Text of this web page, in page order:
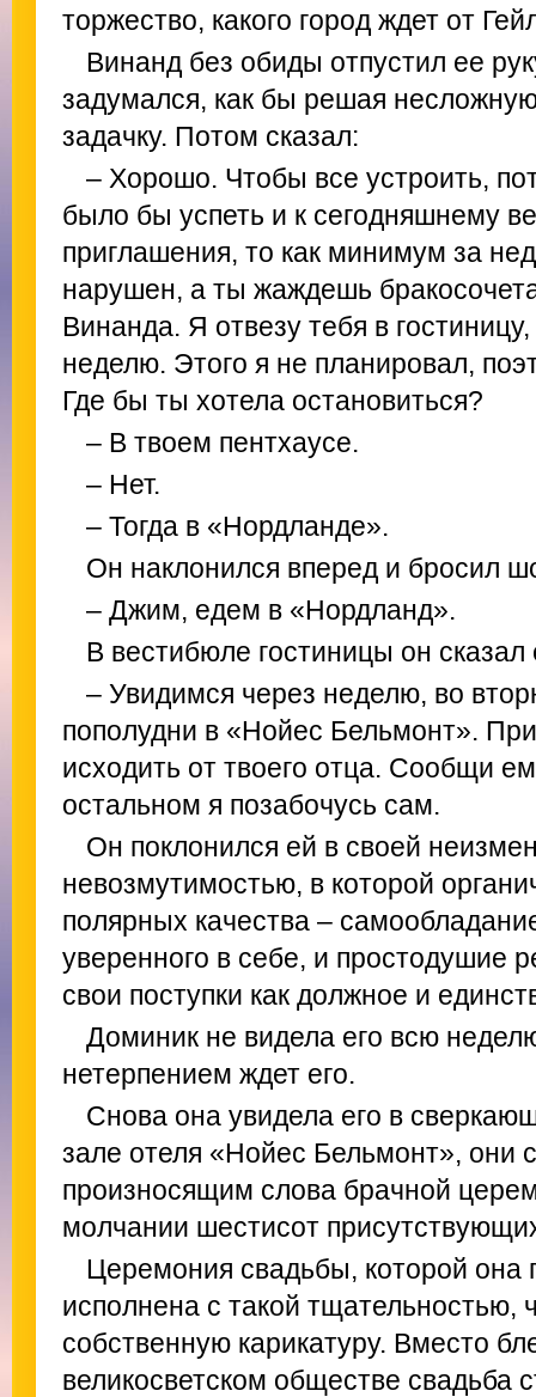
торжество, какого город ждет от
Винанд без обиды отпустил ее
задумался, как бы решая
задачку. Потом сказал:
– Хорошо. Чтобы все устроить,
было бы успеть и к сегодняшнему
приглашения, то как минимум за
нарушен, а ты жаждешь
Винанда. Я отвезу тебя в
неделю. Этого я не планировал,
Где бы ты хотела остановиться?
– В твоем пентхаусе.
– Нет.
– Тогда в «Нордланде».
Он наклонился вперед и бросил
– Джим, едем в «Нордланд».
В вестибюле гостиницы он сказал
– Увидимся через неделю, во
пополудни в «Нойес Бельмонт».
исходить от твоего отца. Сообщи
остальном я позабочусь сам.
Он поклонился ей в своей
невозмутимостью, в которой
полярных качества –
уверенного в себе, и простодушие
свои поступки как должное и
Доминик не видела его всю
нетерпением ждет его.
Снова она увидела его в
зале отеля «Нойес Бельмонт», они
произносящим слова брачной
молчании шестисот
Церемония свадьбы, которой она
исполнена с такой тщательностью,
собственную карикатуру. Вместо
великосветском обществе